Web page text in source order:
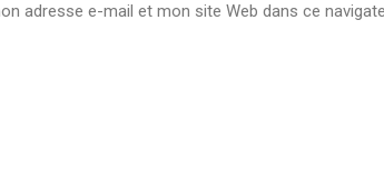
adresse e-mail et mon site Web dans ce